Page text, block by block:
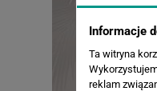
Informacje
Ta witryna
reklam